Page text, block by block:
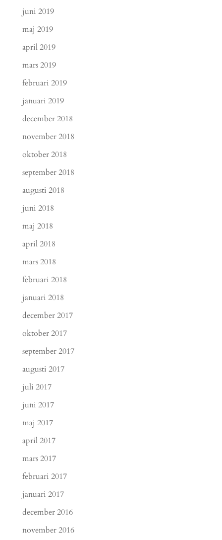
juni 2019
maj 2019
april 2019
mars 2019
februari 2019
januari 2019
december 2018
november 2018
oktober 2018
september 2018
augusti 2018
juni 2018
maj 2018
april 2018
mars 2018
februari 2018
januari 2018
december 2017
oktober 2017
september 2017
augusti 2017
juli 2017
juni 2017
maj 2017
april 2017
mars 2017
februari 2017
januari 2017
december 2016
november 2016